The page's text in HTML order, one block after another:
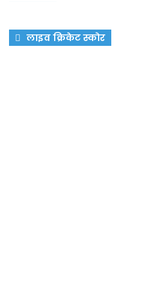
लाइव क्रिकेट स्कोर